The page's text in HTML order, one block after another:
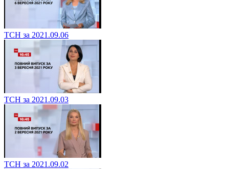
ТСН за 2021.09.06
ТСН за 2021.09.03
ТСН за 2021.09.02